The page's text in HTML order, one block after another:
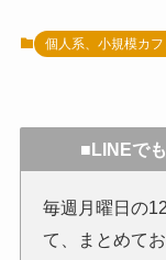
個人系、小規模カ
■LINEで
毎週月曜日の
て、まとめて